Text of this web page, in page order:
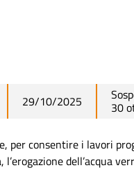
29/10/2025 30
per consentire i lavori
dell’acqua